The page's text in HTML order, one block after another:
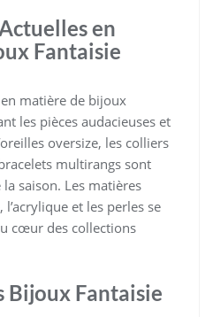
en
Fantaisie
matière de bijoux
les pièces audacieuses et
oversize, les colliers
multirangs sont
saison. Les matières
et les perles se
cœur des collections
Bijoux Fantaisie